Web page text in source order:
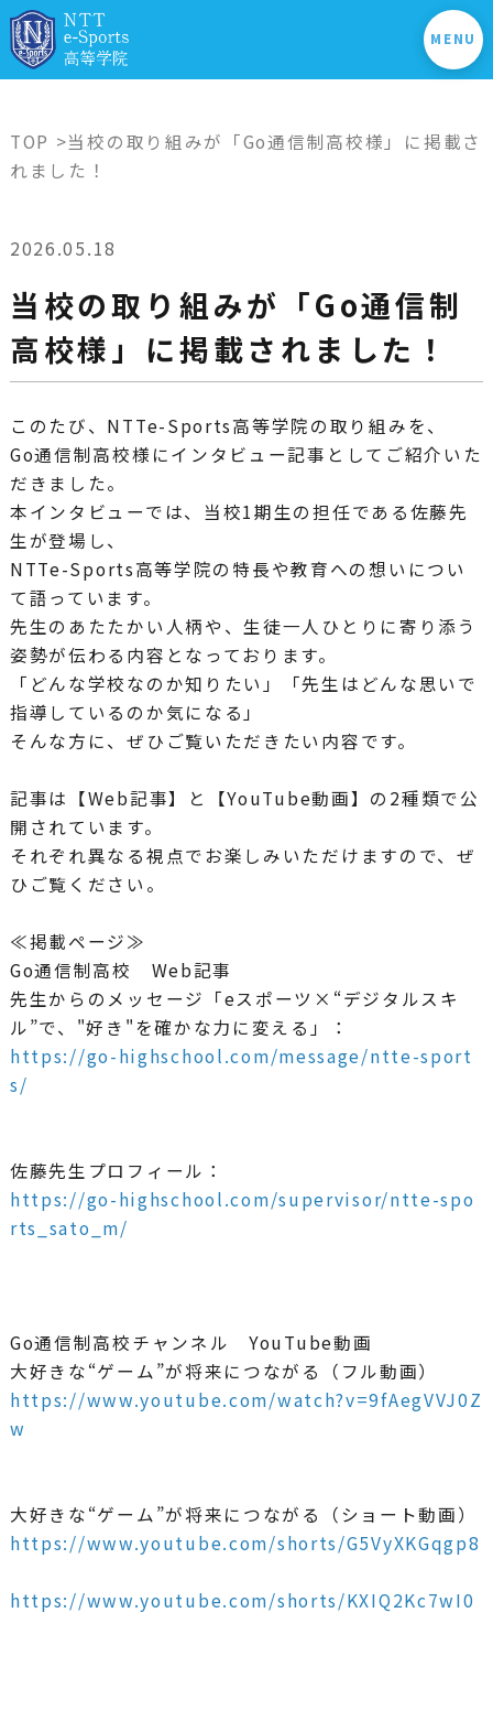
MENU
TOP >当校の取り組みが「Go通信制高校様」に掲載さ
れました！
2026.05.18
当校の取り組みが「Go通信制
高校様」に掲載されました！
このたび、NTTe-Sports高等学院の取り組みを、
Go通信制高校様にインタビュー記事としてご紹介いた
だきました。
本インタビューでは、当校1期生の担任である佐藤先
生が登場し、
NTTe-Sports高等学院の特長や教育への想いについ
て語っています。
先生のあたたかい人柄や、生徒一人ひとりに寄り添う
姿勢が伝わる内容となっております。
「どんな学校なのか知りたい」「先生はどんな思いで
指導しているのか気になる」
そんな方に、ぜひご覧いただきたい内容です。
記事は【Web記事】と【YouTube動画】の2種類で公
開されています。
それぞれ異なる視点でお楽しみいただけますので、ぜ
ひご覧ください。
≪掲載ページ≫
Go通信制高校 Web記事
先生からのメッセージ「eスポーツ×“デジタルスキ
ル”で、"好き"を確かな力に変える」：
https://go-highschool.com/message/ntte-sport
s/
佐藤先生プロフィール：
https://go-highschool.com/supervisor/ntte-spo
rts_sato_m/
Go通信制高校チャンネル YouTube動画
大好きな“ゲーム”が将来につながる（フル動画）
https://www.youtube.com/watch?v=9fAegVVJ0Z
w
大好きな“ゲーム”が将来につながる（ショート動画）
https://www.youtube.com/shorts/G5VyXKGqgp8
https://www.youtube.com/shorts/KXIQ2Kc7wI0